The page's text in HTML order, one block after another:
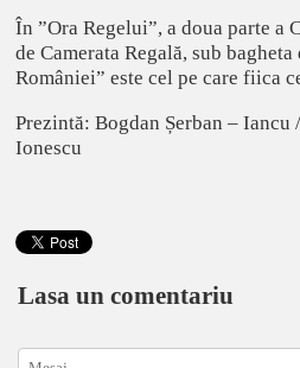
În ”Ora Regelui”, a doua parte
de Camerata Regală, sub
României” este cel pe care fiica
Prezintă: Bogdan Șerban –
Ionescu
Lasa un comentariu